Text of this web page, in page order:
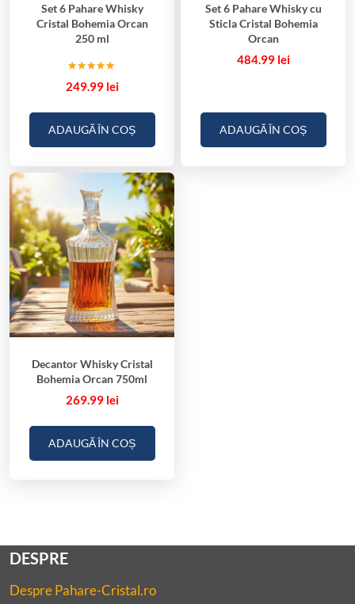
Set 6 Pahare Whisky
Cristal Bohemia Orcan
250 ml
5.00
249.99 lei
ADAUGĂ ÎN COȘ
Set 6 Pahare Whisky cu
Sticla Cristal Bohemia
Orcan
484.99 lei
ADAUGĂ ÎN COȘ
Decantor Whisky Cristal
Bohemia Orcan 750ml
269.99 lei
ADAUGĂ ÎN COȘ
DESPRE
Despre Pahare-Cristal.ro